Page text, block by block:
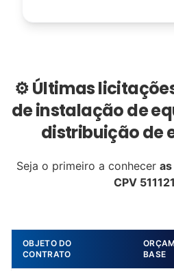
⚙️ Últimas
de instalação de
distribuição de
Seja o primeiro a conhecer
CPV
OBJETO DO
CONTRATO
BASE